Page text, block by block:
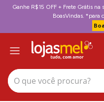
Ganhe R$15 OFF + Frete Grátis
BoasVindas. *para
O que você procura?